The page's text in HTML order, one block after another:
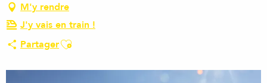
M'y rendre
J'y vais en train !
PartagerAjouter aux favoris